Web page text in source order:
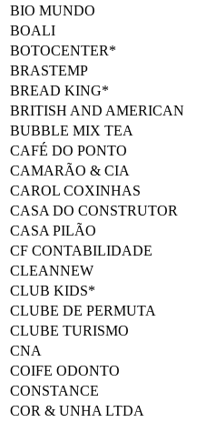
BIO MUNDO
BOALI
BOTOCENTER*
BRASTEMP
BREAD KING*
BRITISH AND AMERICAN
BUBBLE MIX TEA
CAFÉ DO PONTO
CAMARÃO & CIA
CAROL COXINHAS
CASA DO CONSTRUTOR
CASA PILÃO
CF CONTABILIDADE
CLEANNEW
CLUB KIDS*
CLUBE DE PERMUTA
CLUBE TURISMO
CNA
COIFE ODONTO
CONSTANCE
COR & UNHA LTDA